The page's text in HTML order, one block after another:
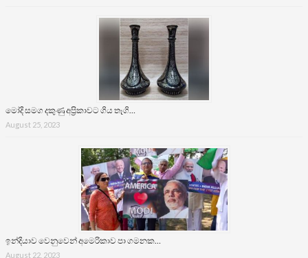
මෝදි සමග දකුණු අප්‍රිකාවට ගිය තෑගි…
August 25, 2023
ඉන්දියාව වෙනුවෙන් අමෙරිකාව පා ගමනක…
August 22, 2023